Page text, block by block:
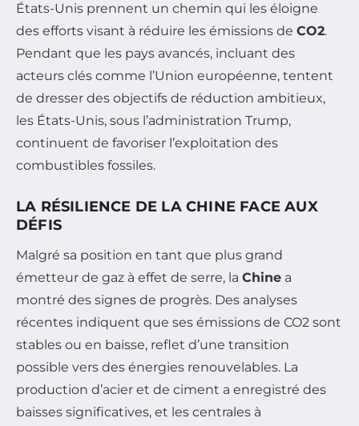
États-Unis prennent un chemin qui les éloigne
des efforts visant à réduire les émissions de CO2.
Pendant que les pays avancés, incluant des
acteurs clés comme l’Union européenne, tentent
de dresser des objectifs de réduction ambitieux,
les États-Unis, sous l’administration Trump,
continuent de favoriser l’exploitation des
combustibles fossiles.
LA RÉSILIENCE DE LA CHINE FACE AUX
DÉFIS
Malgré sa position en tant que plus grand
émetteur de gaz à effet de serre, la Chine a
montré des signes de progrès. Des analyses
récentes indiquent que ses émissions de CO2 sont
stables ou en baisse, reflet d’une transition
possible vers des énergies renouvelables. La
production d’acier et de ciment a enregistré des
baisses significatives, et les centrales à